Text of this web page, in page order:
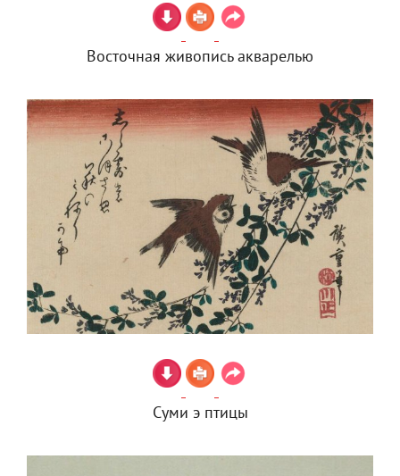
Восточная живопись акварелью
Суми э птицы